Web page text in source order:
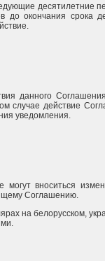
десятилетние
окончания срока
данного
случае действие
уведомления.
могут вноситься
Соглашению.
на белорусском,